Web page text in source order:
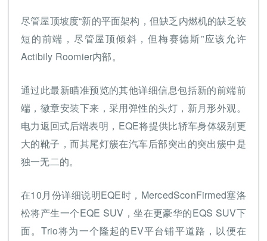
尽管屋顶坡度“新的平面架构，但缺乏内燃机的缺乏较
短的前端，尽管屋顶倾斜，但梅赛德斯”应该允许
Actibily Roomier内部。
通过此最新瞄准预览的其他详细信息包括新的前端前
端，徽章安装下来，采用弹性的头灯，新月形外观。
电力返回式后端表明，EQE将提供比轿车身体级别更
大的靴子，而其尾灯簇在汽车后部突出的突出簇中是
独一无二的。
在10月份详细说明EQE时，MercedSconFirmed塞洛
松将产生一个EQE SUV，坐在更豪华的EQS SUV下
面。Trio将为一个隆起的EV平台铺平道路，以便在